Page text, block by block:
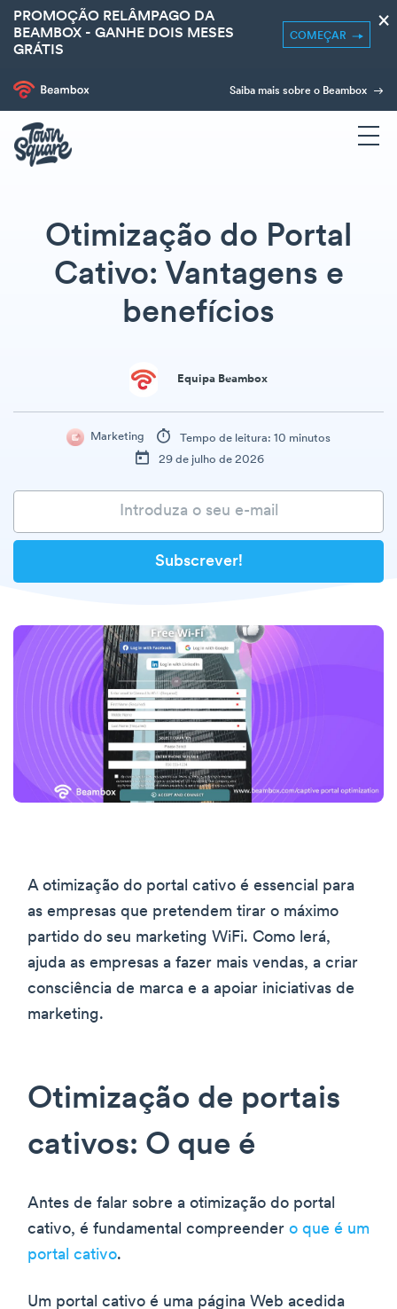
PROMOÇÃO RELÂMPAGO DA
BEAMBOX - GANHE DOIS MESES
GRÁTIS
COMEÇAR
×
Saiba mais sobre o Beambox
Otimização do Portal
Cativo: Vantagens e
benefícios
Equipa Beambox
Marketing
Tempo de leitura: 10 minutos
29 de julho de 2026
A otimização do portal cativo é essencial para
as empresas que pretendem tirar o máximo
partido do seu marketing WiFi. Como lerá,
ajuda as empresas a fazer mais vendas, a criar
consciência de marca e a apoiar iniciativas de
marketing.
Otimização de portais
cativos: O que é
Antes de falar sobre a otimização do portal
cativo, é fundamental compreender o que é um
portal cativo.
Um portal cativo é uma página Web acedida